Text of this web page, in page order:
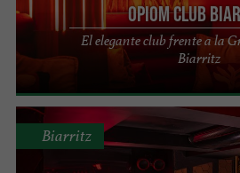
Opiom Club
El elegante club frente a la
Biarritz
Biarritz